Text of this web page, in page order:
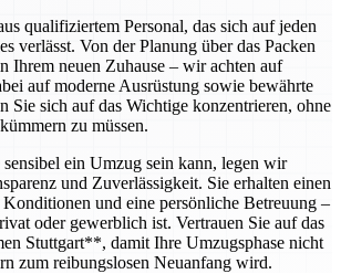
qualifiziertem Personal, das sich auf jeden
verlässt. Von der Planung über das Packen
Ihrem neuen Zuhause – wir achten auf
auf moderne Ausrüstung sowie bewährte
Sie sich auf das Wichtige konzentrieren, ohne
zu müssen.
ein Umzug sein kann, legen wir
und Zuverlässigkeit. Sie erhalten einen
und eine persönliche Betreuung –
oder gewerblich ist. Vertrauen Sie auf das
Stuttgart**, damit Ihre Umzugsphase nicht
zum reibungslosen Neuanfang wird.